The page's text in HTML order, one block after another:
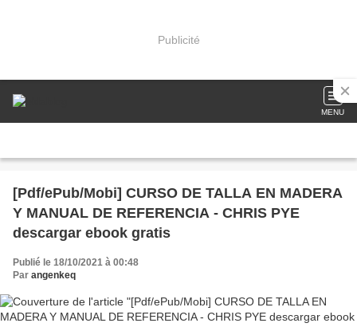
Publicité
MENU
[Pdf/ePub/Mobi] CURSO DE TALLA EN MADERA
Y MANUAL DE REFERENCIA - CHRIS PYE
descargar ebook gratis
Publié le 18/10/2021 à 00:48
Par angenkeq